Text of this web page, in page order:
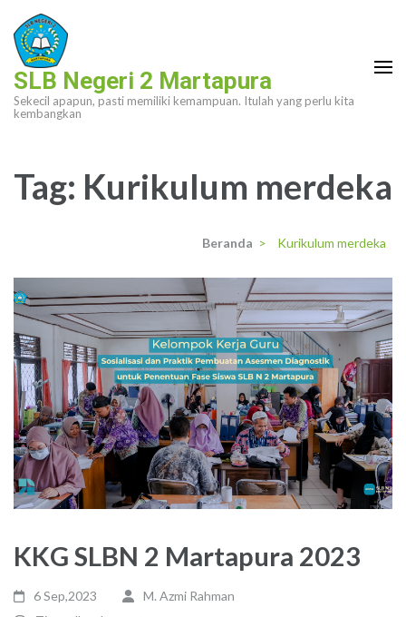
Lompat
ke
konten
(Tekan
Enter)
SLB Negeri 2 Martapura
Sekecil apapun, pasti memiliki kemampuan. Itulah yang perlu kita
kembangkan
Tag: Kurikulum merdeka
Beranda > Kurikulum merdeka
KKG SLBN 2 Martapura 2023
6 Sep,2023
M. Azmi Rahman